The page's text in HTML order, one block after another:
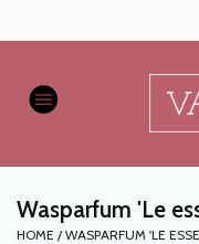
Home
AUTOPARFUMS
NIEUW
Wasparfum 'Le
HOME / WASPARFUM 'LE